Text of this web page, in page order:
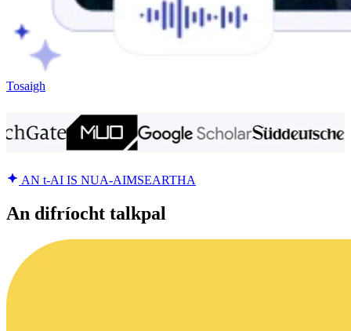
Tosaigh
AN t-AI IS NUA-AIMSEARTHA
An difríocht talkpal